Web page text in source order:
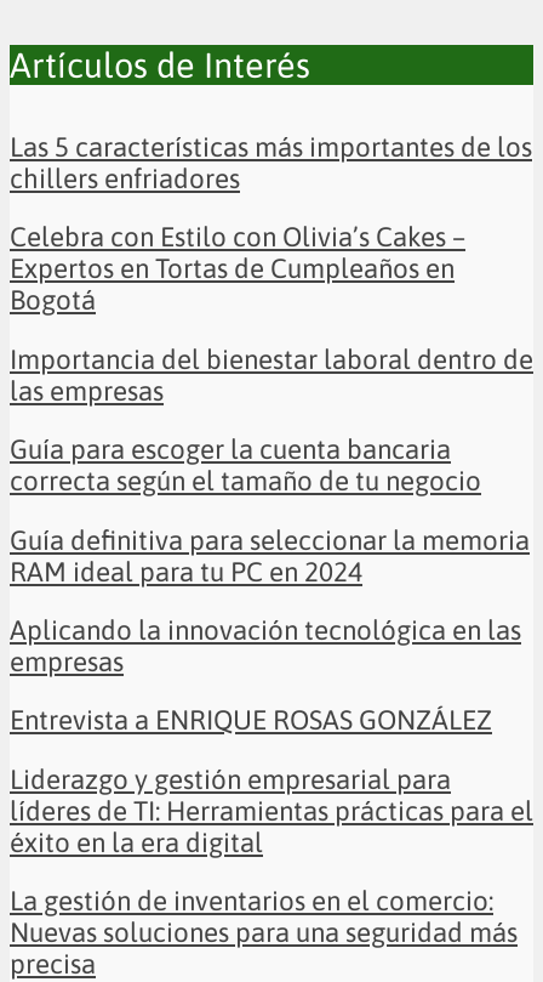
Artículos de Interés
Las 5 características más importantes de los
chillers enfriadores
Celebra con Estilo con Olivia’s Cakes –
Expertos en Tortas de Cumpleaños en
Bogotá
Importancia del bienestar laboral dentro de
las empresas
Guía para escoger la cuenta bancaria
correcta según el tamaño de tu negocio
Guía definitiva para seleccionar la memoria
RAM ideal para tu PC en 2024
Aplicando la innovación tecnológica en las
empresas
Entrevista a ENRIQUE ROSAS GONZÁLEZ
Liderazgo y gestión empresarial para
líderes de TI: Herramientas prácticas para el
éxito en la era digital
La gestión de inventarios en el comercio:
Nuevas soluciones para una seguridad más
precisa